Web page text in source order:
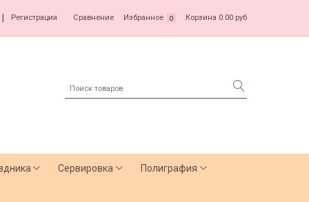
Регистрация Сравнение Избранное 0 Корзина 0.00 руб
Сервировка Полиграфия